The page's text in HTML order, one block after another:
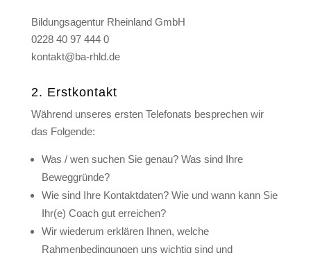
Bildungsagentur Rheinland GmbH
0228 40 97 444 0
kontakt@ba-rhld.de
2. Erstkontakt
Während unseres ersten Telefonats besprechen wir
das Folgende:
Was / wen suchen Sie genau? Was sind Ihre
Beweggründe?
Wie sind Ihre Kontaktdaten? Wie und wann kann Sie
Ihr(e) Coach gut erreichen?
Wir wiederum erklären Ihnen, welche
Rahmenbedingungen uns wichtig sind und